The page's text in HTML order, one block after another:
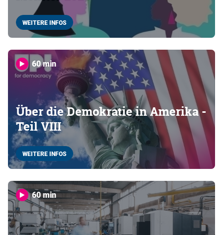
WEITERE INFOS
60 min
Über die Demokratie in Amerika -
Teil VIII
WEITERE INFOS
60 min